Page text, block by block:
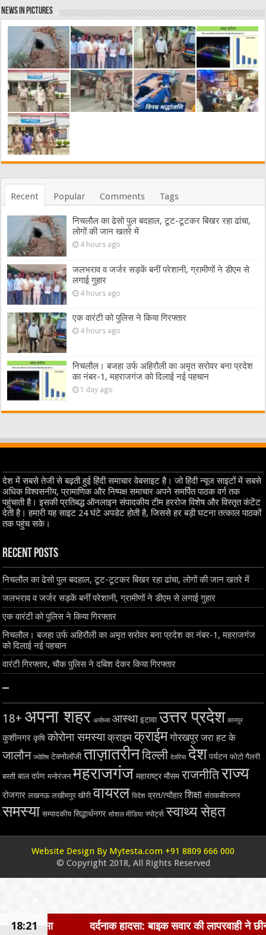
News in Pictures
Recent Popular Comments Tags
निचलौल का ढेसो पुल बदहाल, टूट-टूटकर बिखर रहा ढांचा,
लोगों की जान खतरे में
4 hours ago
जलभराव व जर्जर सड़कें बनीं परेशानी, ग्रामीणों ने डीएम से
लगाई गुहार
4 hours ago
एक वारंटी को पुलिस ने किया गिरफ्तार
4 hours ago
निचलौल। बजहा उर्फ अहिरौली का अमृत सरोवर बना प्रदेश
का नंबर-1, महराजगंज को दिलाई नई पहचान
1 day ago
देश में सबसे तेजी से बढ़ती हुई हिंदी समाचार वेबसाइट है। जो हिंदी न्यूज साइटों में सबसे
अधिक विश्वसनीय, प्रामाणिक और निष्पक्ष समाचार अपने समर्पित पाठक वर्ग तक
पहुंचाती है। इसकी प्रतिबद्ध ऑनलाइन संपादकीय टीम हररोज विशेष और विस्तृत कंटेंट
देती है। हमारी यह साइट 24 घंटे अपडेट होती है, जिससे हर बड़ी घटना तत्काल पाठकों
तक पहुंच सके।
Recent Posts
निचलौल का ढेसो पुल बदहाल, टूट-टूटकर बिखर रहा ढांचा, लोगों की जान खतरे में
जलभराव व जर्जर सड़कें बनीं परेशानी, ग्रामीणों ने डीएम से लगाई गुहार
एक वारंटी को पुलिस ने किया गिरफ्तार
निचलौल। बजहा उर्फ अहिरौली का अमृत सरोवर बना प्रदेश का नंबर-1, महराजगंज
को दिलाई नई पहचान
वारंटी गिरफ्तार, चौक पुलिस ने दबिश देकर किया गिरफ्तार
–
18+ अपना शहर अयोध्या आस्था इटावा उत्तर प्रदेश कानपुर
कुशीनगर कृषि कोरोना समस्या क्राइम क्राईम गोरखपुर जरा हट के
जालौन ज्योतिष टेक्नोलॉजी ताज़ातरीनदिल्ली देवरिया देश पर्यटन फोटो गैलरी
बस्ती बाल दर्पण मनोरंजन महराजगंज महाराष्ट्र मौसम राजनीतिराज्य
रोजगार लखनऊ लखीमपुर खीरी वायरल विदेश व्रत/त्यौहार शिक्षा संतकबीरनगर
समस्या सम्पादकीय सिद्धार्थनगर सोशल मीडिया स्पोर्ट्स स्वाथ्य सेहत
Website Design By Mytesta.com +91 8809 666 000
© Copyright 2018, All Rights Reserved
दर्दनाक हादसा: बाइक सवार की लापरवाही ने छीनी जिंदगी,
18:21